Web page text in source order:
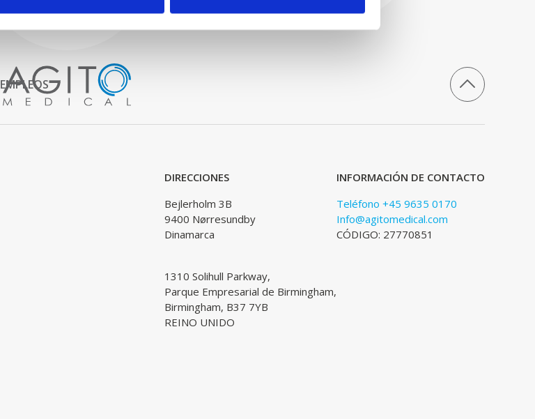
EMPLEOS
DIRECCIONES
Bejlerholm 3B
9400 Nørresundby
Dinamarca
1310 Solihull Parkway,
Parque Empresarial de Birmingham,
Birmingham, B37 7YB
REINO UNIDO
INFORMACIÓN DE CONTACTO
Teléfono +45 9635 0170
Info@agitomedical.com
CÓDIGO: 27770851